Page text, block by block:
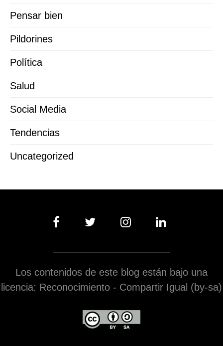
Pensar bien
Pildorines
Política
Salud
Social Media
Tendencias
Uncategorized
Los contenidos de este blog están bajo una
licencia: Reconocimiento - Compartir Igual (by-sa)